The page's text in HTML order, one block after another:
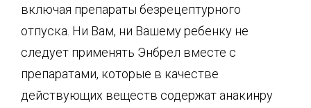
включая препараты безрецептурного
отпуска. Ни Вам, ни Вашему ребенку не
следует применять Энбрел вместе с
препаратами, которые в качестве
действующих веществ содержат анакинру